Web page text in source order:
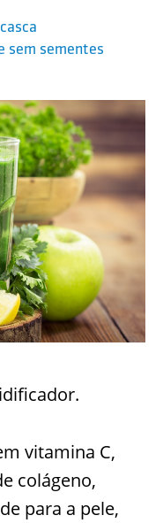
sem sementes
vitamina C,
colágeno,
para a pele,